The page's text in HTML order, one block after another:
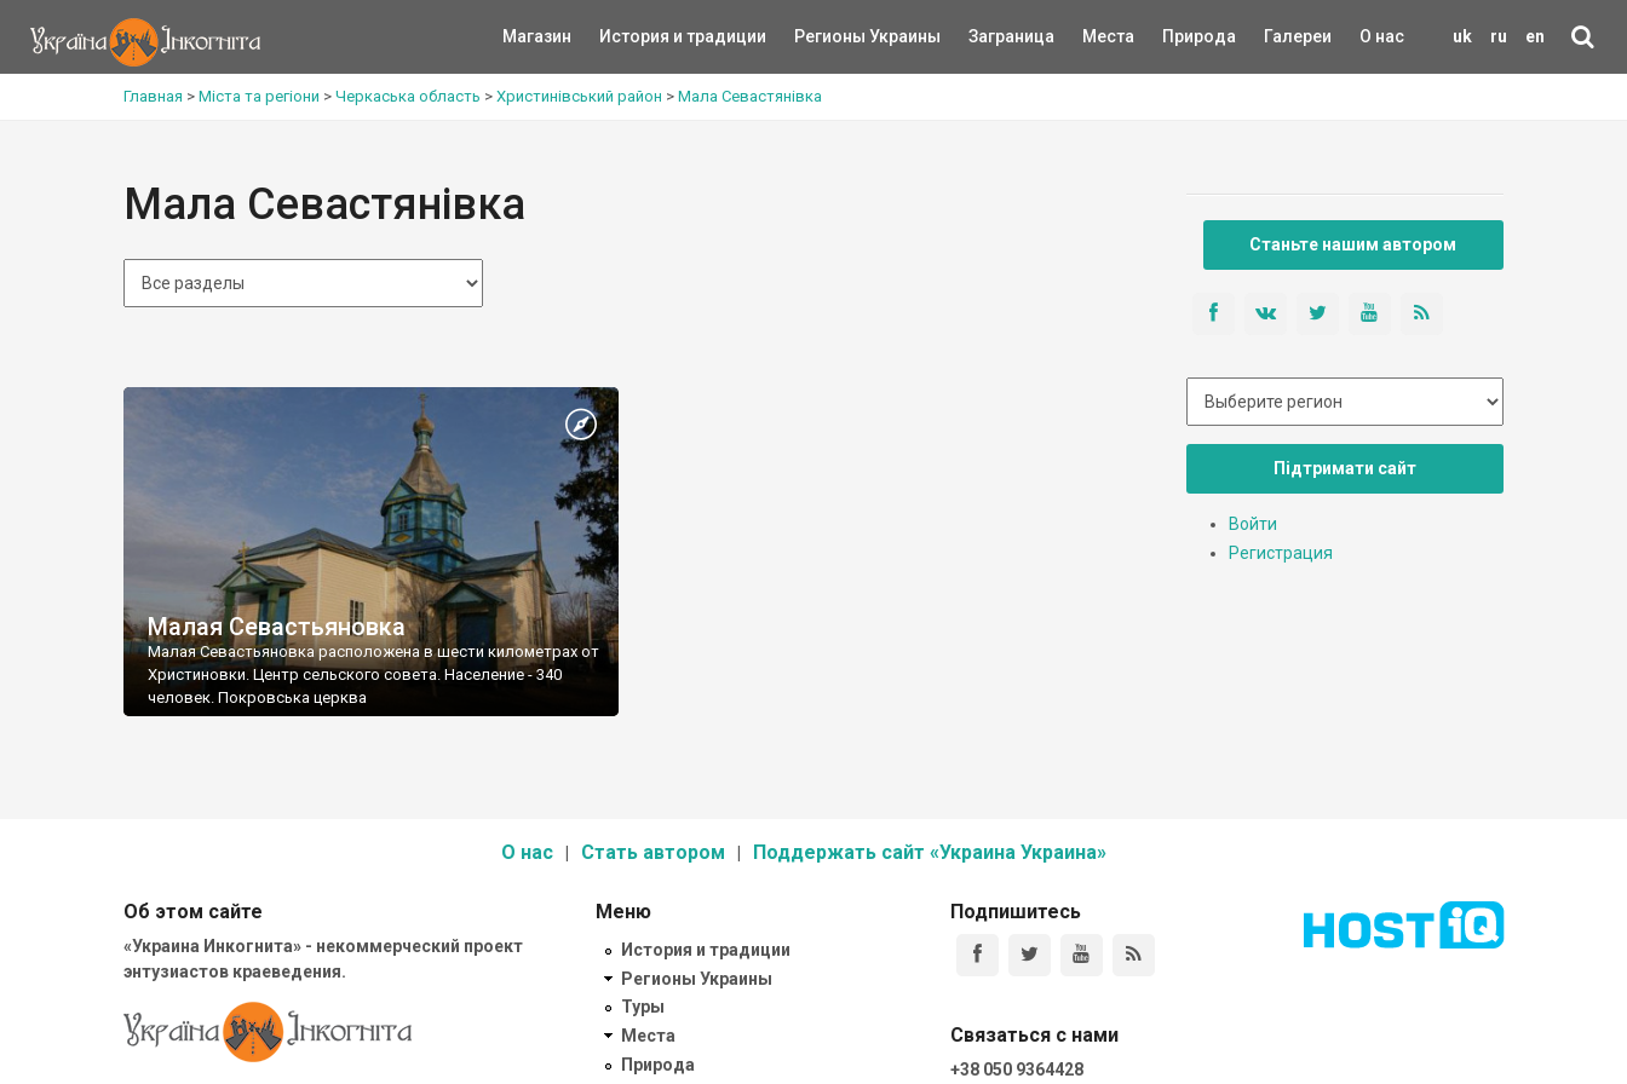
uk ru en
Магазин История и традиции Регионы Украины Заграница Места Природа Галереи О нас
Главная > Міста та регіони > Черкаська область > Христинівський район > Мала Севастянівка
Мала Севастянівка
Малая Севастьяновка
Малая Севастьяновка расположена в шести километрах от
Христиновки. Центр сельского совета. Население - 340
человек. Покровська церква
Станьте нашим автором
Підтримати сайт
Войти
Регистрация
О нас Стать автором Поддержать сайт «Украина Украина»
Об этом сайте
«Украина Инкогнита» - некоммерческий проект
энтузиастов краеведения.
Меню
История и традиции
Регионы Украины
Туры
Места
Природа
Подпишитесь
Связаться с нами
+38 050 9364428